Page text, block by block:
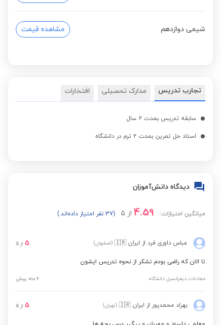
شیمی دوازدهم مشاهده قیمت
تجارب تدریس مدارک تحصیلی افتخارات
سابقه تدریس بمدت 2 سال
استاد حل تمرین بمدت 2 ترم در دانشگاه
دیدگاه دانش‌آموزان
میانگین امتیازات: 4.59 از 5 (37 نفر امتیاز داده‌اند.)
عباس داوری فرد از ایران 🇮🇷 (اصفهان) 5 از 5
تا الان که راضی بودم تشکر از نحوه تدریس ایشون
معادلات دیفرانسیل دانشگاه 6 ماه پیش
بهراد محمدپور از ایران 🇮🇷 (تهران) 5 از 5